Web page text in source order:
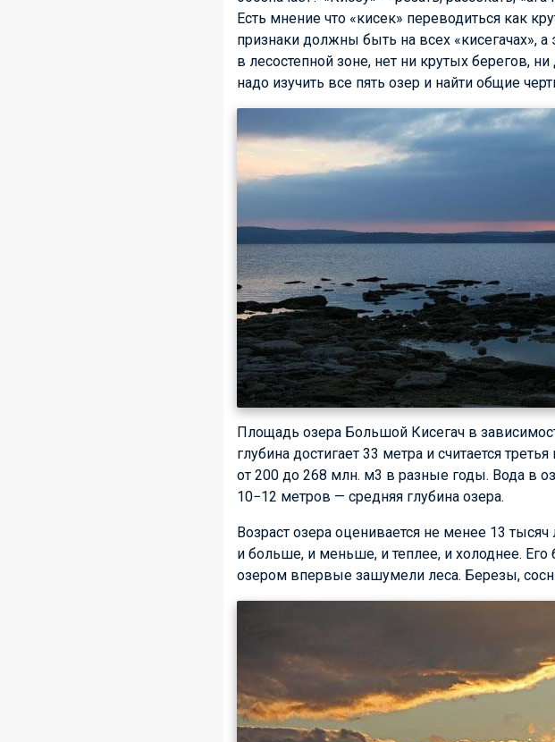
Есть мнение что «кисек» переводиться как
признаки должны быть на всех «кисегачах»,
в лесостепной зоне, нет ни крутых берегов,
надо изучить все пять озер и найти общие
Площадь озера Большой Кисегач в
глубина достигает 33 метра и считается
от 200 до 268 млн. м3 в разные годы. Вода в
10−12 метров — средняя глубина озера.
Возраст озера оценивается не менее 13
и больше, и меньше, и теплее, и холоднее. Его
озером впервые зашумели леса. Березы,